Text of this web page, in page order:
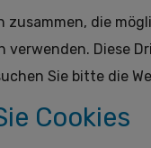
die
verwenden. Diese
Sie bitte die
Cookies